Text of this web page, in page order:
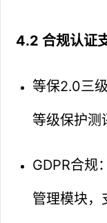
4.2 合规认证
等保2.0三
等级保护测
GDPR合规
管理模块，